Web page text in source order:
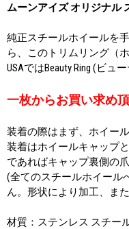
ムーンアイズ オリジナル
純正スチールホイールを
ら、このトリムリング（
USAではBeauty Ring (ビュ
一枚からお買い求め頂
装着の際はまず、ホイー
装着はホイールキャップ
であればキャップ裏側の
(全てのスチールホイール
ん。形状により加工、ま
材質：ステンレス スチー